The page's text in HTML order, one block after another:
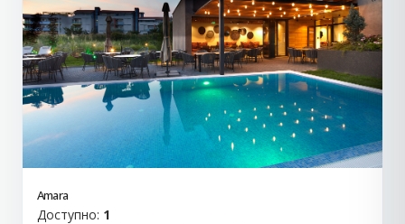
Amara
Доступно: 1